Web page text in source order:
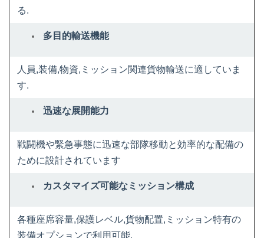
る.
多目的輸送機能
人員,装備,物資,ミッション関連貨物輸送に適していま
す.
迅速な展開能力
戦闘機や緊急事態に迅速な部隊移動と効率的な配備の
ために設計されています
カスタマイズ可能なミッション構成
各種座席容量,保護レベル,貨物配置,ミッション特有の
装備オプションで利用可能.